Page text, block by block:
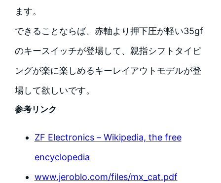
ます。
できることならば、赤軸より押下圧が軽い35gf
のキースイッチが登場して、親指シフトタイピ
ングが楽に楽しめるキーレイアウトモデルが登
場して欲しいです。
参考リンク
ZF Electronics – Wikipedia, the free
encyclopedia
www.jeroblo.com/files/mx_cat.pdf